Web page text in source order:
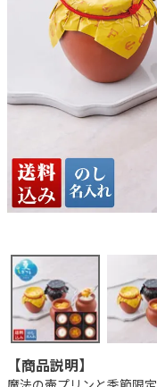
【商品説明】